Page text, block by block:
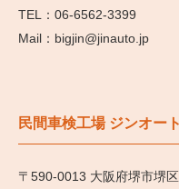
06-6562-3399
bigjin@jinauto.jp
民間車検工場 ジンオー
〒590-0013 大阪府堺市堺